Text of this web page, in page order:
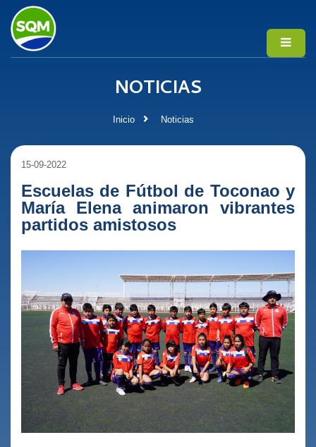
NOTICIAS
Inicio Noticias
15-09-2022
Escuelas de Fútbol de Toconao y
María Elena animaron vibrantes
partidos amistosos